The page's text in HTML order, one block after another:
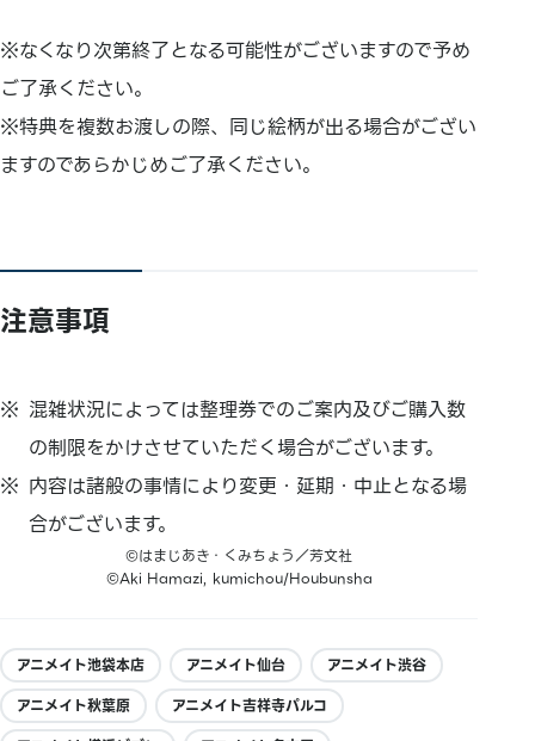
※なくなり次第終了となる可能性がございますので予め
ご了承ください。
※特典を複数お渡しの際、同じ絵柄が出る場合がござい
ますのであらかじめご了承ください。
注意事項
混雑状況によっては整理券でのご案内及びご購入数
の制限をかけさせていただく場合がございます。
内容は諸般の事情により変更・延期・中止となる場
合がございます。
©はまじあき・くみちょう／芳文社
©Aki Hamazi, kumichou/Houbunsha
アニメイト池袋本店 アニメイト仙台
アニメイト渋谷
アニメイト秋葉原
アニメイト吉祥寺パルコ